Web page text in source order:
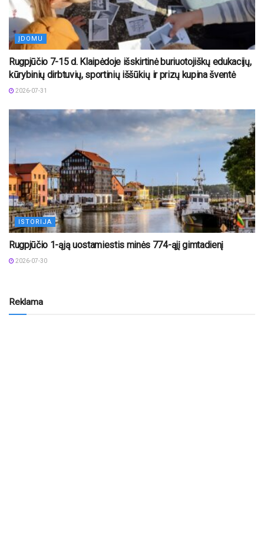
ĮDOMU
Rugpjūčio 7-15 d. Klaipėdoje išskirtinė buriuotojiškų edukacijų,
kūrybinių dirbtuvių, sportinių iššūkių ir prizų kupina šventė
2026-07-31
ISTORIJA
Rugpjūčio 1-ąją uostamiestis minės 774-ąjį gimtadienį
2026-07-30
Reklama